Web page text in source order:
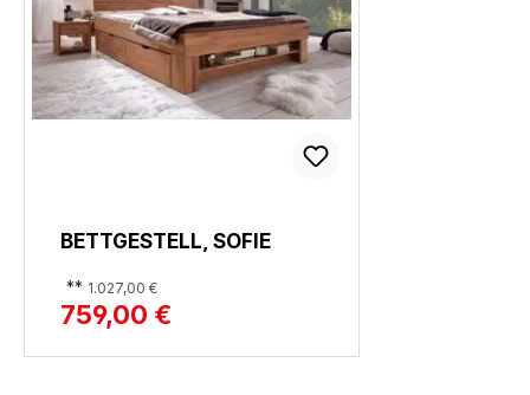
BETTGESTELL, SOFIE
** 1.027,00 €
759,00 €